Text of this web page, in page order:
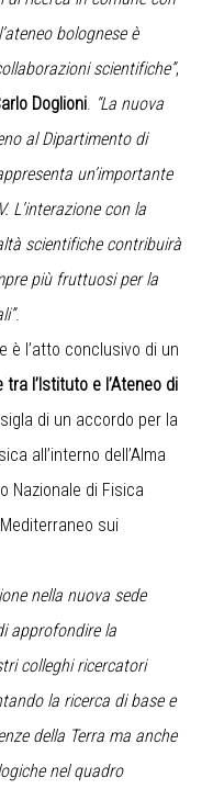
bolognese è
scientifiche”,
Doglioni. “La nuova
al Dipartimento di
un’importante
L’interazione con la
scientifiche contribuirà
più fruttuosi per la
.
è l’atto conclusivo di un
l’Istituto e l’Ateneo di
di un accordo per la
all’interno dell’Alma
Nazionale di Fisica
sui
nella nuova sede
approfondire la
colleghi ricercatori
la ricerca di base e
della Terra ma anche
nel quadro